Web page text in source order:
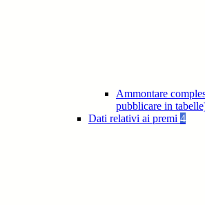
Ammontare
pubblicare in
Dati relativi ai premi 4